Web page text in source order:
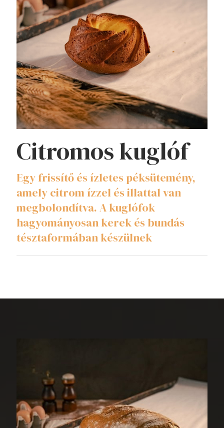
Citromos kuglóf
Egy frissítő és ízletes péksütemény,
amely citrom ízzel és illattal van
megbolondítva. A kuglófok
hagyományosan kerek és bundás
tésztaformában készülnek